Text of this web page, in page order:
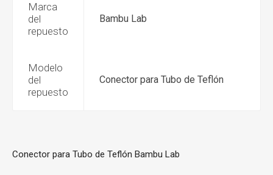
Marca
del
repuesto
Bambu Lab
Modelo
del
repuesto
Conector para Tubo de Teflón
Conector para Tubo de Teflón Bambu Lab